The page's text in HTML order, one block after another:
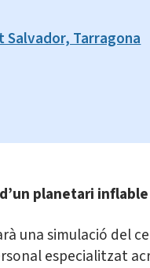
Salvador, Tarragona
planetari
una simulació del
especialitzat